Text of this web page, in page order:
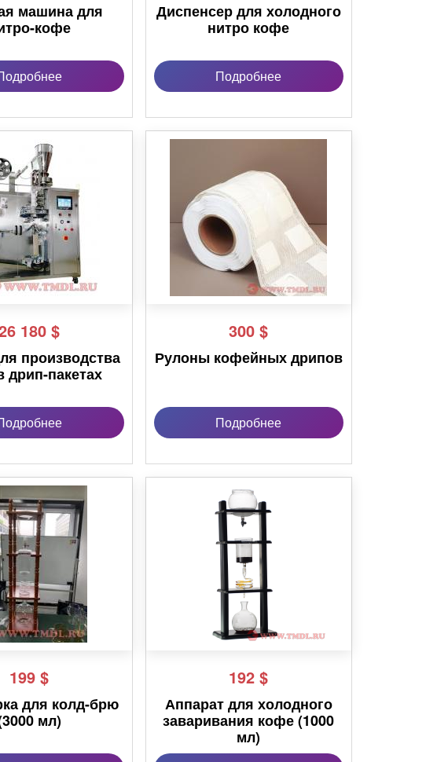
машина для
кофе
Диспенсер для холодного
нитро кофе
Подробнее
180 $
производства
дрип-пакетах
300 $
Рулоны кофейных дрипов
Подробнее
199 $
для колд-брю
мл)
192 $
Аппарат для холодного
заваривания кофе (1000
мл)